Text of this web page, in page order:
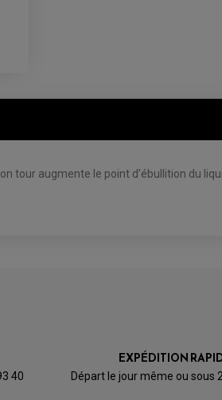
augmente le point d’ébullition du
40
EXPÉDITION
Départ le jour même ou sous